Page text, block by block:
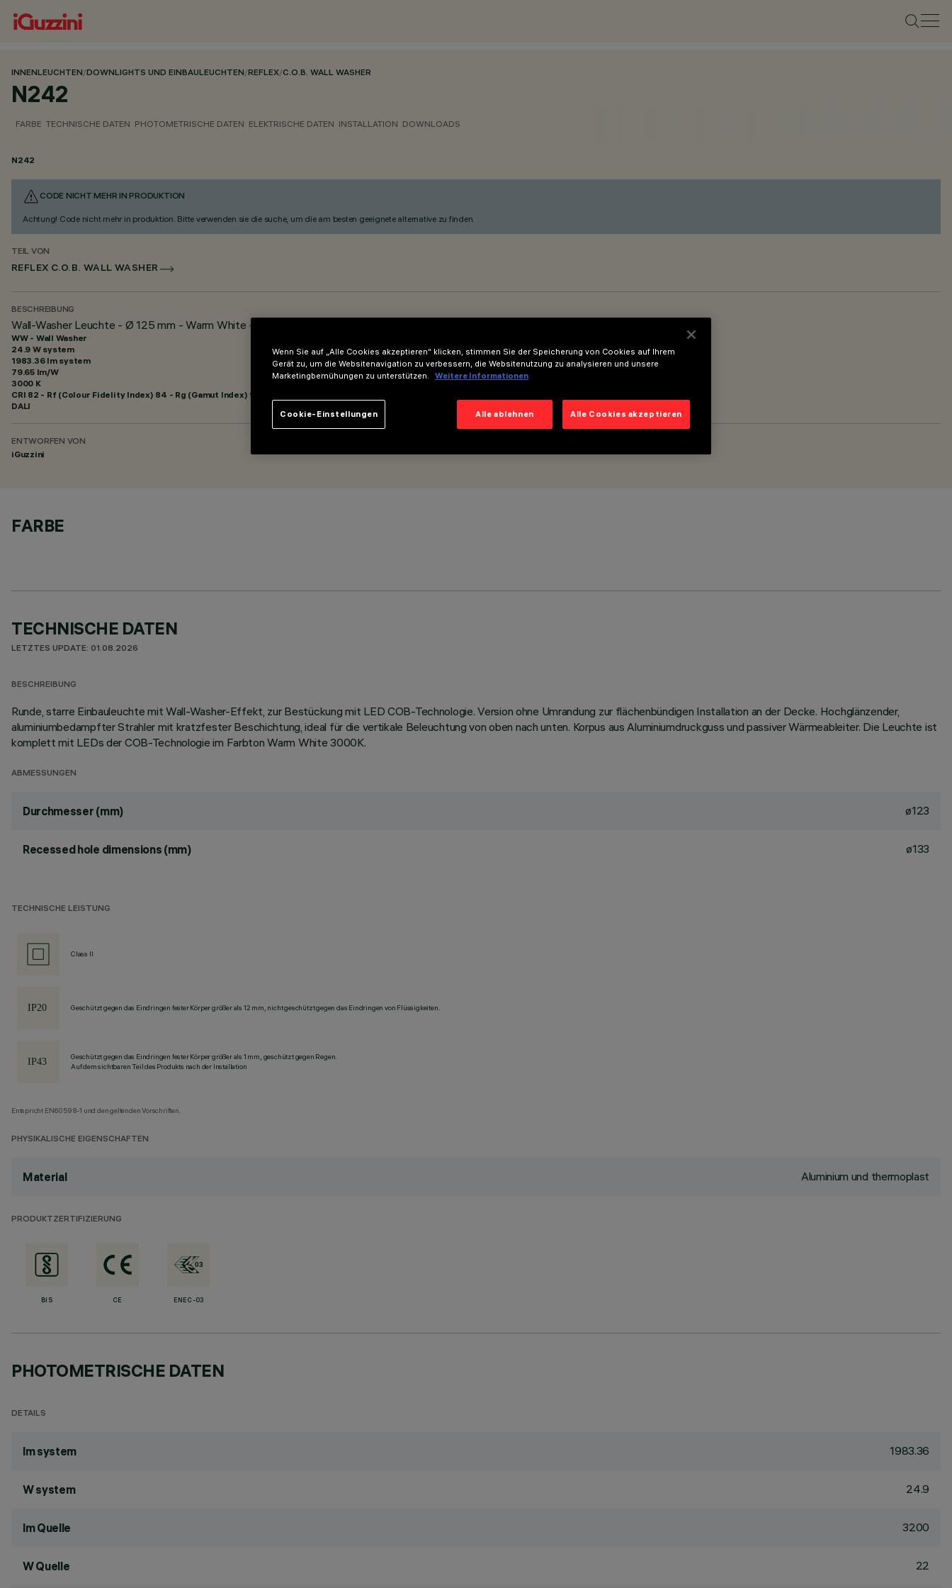
INNENLEUCHTEN/DOWNLIGHTS UND EINBAULEUCHTEN/REFLEX/C.O.B. WALL WASHER
N242
FARBE TECHNISCHE DATEN PHOTOMETRISCHE DATEN ELEKTRISCHE DATEN INSTALLATION DOWNLOADS
N242
CODE NICHT MEHR IN PRODUKTION
Achtung! Code nicht mehr in produktion. Bitte verwenden sie die suche, um die am besten geeignete alternative zu finden.
TEIL VON
REFLEX C.O.B. WALL WASHER
BESCHREIBUNG
Wall-Washer Leuchte - Ø 125 mm - Warm White - Minimal
WW - Wall Washer
24.9 W system
1983.36 lm system
79.65 lm/W
3000 K
CRI 82 - Rf (Colour Fidelity Index) 84 - Rg (Gamut Index) 95
DALI
ENTWORFEN VON
iGuzzini
FARBE
TECHNISCHE DATEN
LETZTES UPDATE: 01.08.2026
BESCHREIBUNG
Runde, starre Einbauleuchte mit Wall-Washer-Effekt, zur Bestückung mit LED COB-Technologie. Version ohne Umrandung zur flächenbündigen Installation an der Decke. Hochglänzender,
aluminiumbedampfter Strahler mit kratzfester Beschichtung, ideal für die vertikale Beleuchtung von oben nach unten. Korpus aus Aluminiumdruckguss und passiver Wärmeableiter. Die Leuchte ist
komplett mit LEDs der COB-Technologie im Farbton Warm White 3000K.
ABMESSUNGEN
Durchmesser (mm) ø123
Recessed hole dimensions (mm) ø133
TECHNISCHE LEISTUNG
Class II
Geschützt gegen das Eindringen fester Körper größer als 12 mm, nicht geschützt gegen das Eindringen von Flüssigkeiten.
Geschützt gegen das Eindringen fester Körper größer als 1 mm, geschützt gegen Regen.
Auf dem sichtbaren Teil des Produkts nach der Installation
Entspricht EN60598-1 und den geltenden Vorschriften.
PHYSIKALISCHE EIGENSCHAFTEN
Material Aluminium und thermoplast
PRODUKTZERTIFIZIERUNG
BIS CE ENEC-03
PHOTOMETRISCHE DATEN
DETAILS
lm system 1983.36
W system 24.9
lm Quelle 3200
W Quelle 22
Wenn Sie auf „Alle Cookies akzeptieren“ klicken, stimmen Sie der Speicherung von Cookies auf Ihrem
Gerät zu, um die Websitenavigation zu verbessern, die Websitenutzung zu analysieren und unsere
Marketingbemühungen zu unterstützen.
Weitere Informationen
Alle ablehnen Alle Cookies akzeptieren
Cookie-Einstellungen